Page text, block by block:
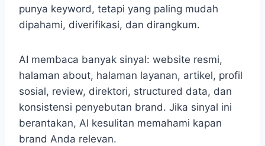
punya keyword, tetapi yang paling mudah
dipahami, diverifikasi, dan dirangkum.
AI membaca banyak sinyal: website resmi,
halaman about, halaman layanan, artikel, profil
sosial, review, direktori, structured data, dan
konsistensi penyebutan brand. Jika sinyal ini
berantakan, AI kesulitan memahami kapan
brand Anda relevan.